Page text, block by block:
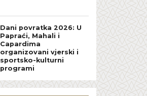
Dani povratka 2026: U
Papraći, Mahali i
Capardima
organizovani vjerski i
sportsko-kulturni
programi